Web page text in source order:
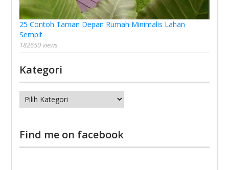
25 Contoh Taman Depan Rumah Minimalis Lahan
Sempit
182650 views
Kategori
Kategori
Find me on facebook